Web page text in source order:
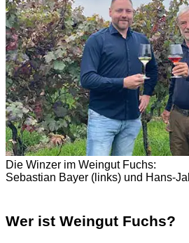
Die Winzer im Weingut Fuchs:
Sebastian Bayer (links) und Hans-
Wer ist Weingut Fuchs?